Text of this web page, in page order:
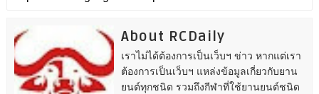
About RCDaily
เราไม่ได้ต้องการเป็นเว็บฯ ข่าว หากแต่เรา
ต้องการเป็นเว็บฯ แหล่งข้อมูลเกี่ยวกับยาน
ยนต์ทุกชนิด รวมถึงกีฬาที่ใช้ยานยนต์ชนิด